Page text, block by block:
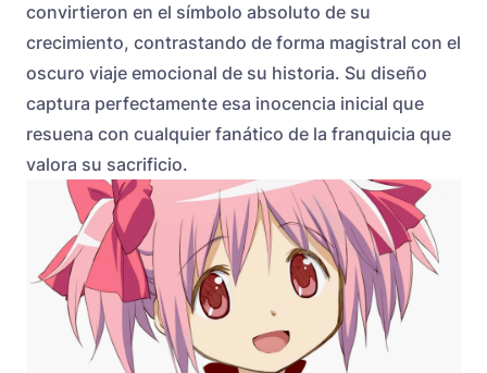
convirtieron en el símbolo absoluto de su
crecimiento, contrastando de forma magistral con el
oscuro viaje emocional de su historia. Su diseño
captura perfectamente esa inocencia inicial que
resuena con cualquier fanático de la franquicia que
valora su sacrificio.